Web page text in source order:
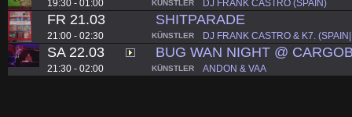
19:30 - 01:00 KÜNSTLER DJ FRANK CASTRO (SPAIN)
FR 21.03
21:00 - 02:30
SHITPARADE
KÜNSTLER DJ FRANK CASTRO & K7.
SA 22.03
21:30 - 02:00
BUG WAN NIGHT @
KÜNSTLER ANDON & VAA